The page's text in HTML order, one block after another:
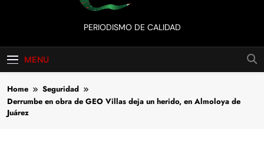
Comunicación
XXI
PERIODISMO DE CALIDAD
MENU
Home
Seguridad
Derrumbe en obra de GEO Villas deja un herido, en Almoloya de
Juárez